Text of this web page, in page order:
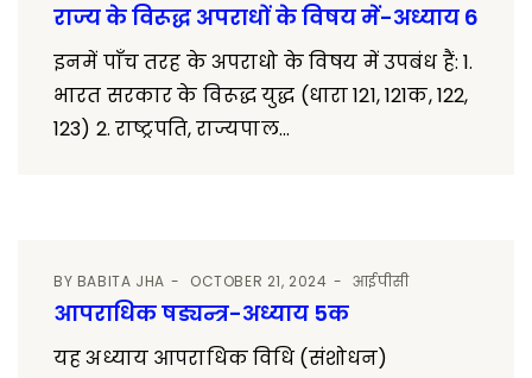
राज्य के विरूद्ध अपराधों के विषय में-अध्याय 6
इनमें पाँच तरह के अपराधो के विषय में उपबंध हैं: 1.
भारत सरकार के विरूद्ध युद्ध (धारा 121, 121क, 122,
123) 2. राष्ट्रपति, राज्यपाल...
BY BABITA JHA OCTOBER 21, 2024 आईपीसी
आपराधिक षड्यन्त्र-अध्याय 5क
यह अध्याय आपराधिक विधि (संशोधन)